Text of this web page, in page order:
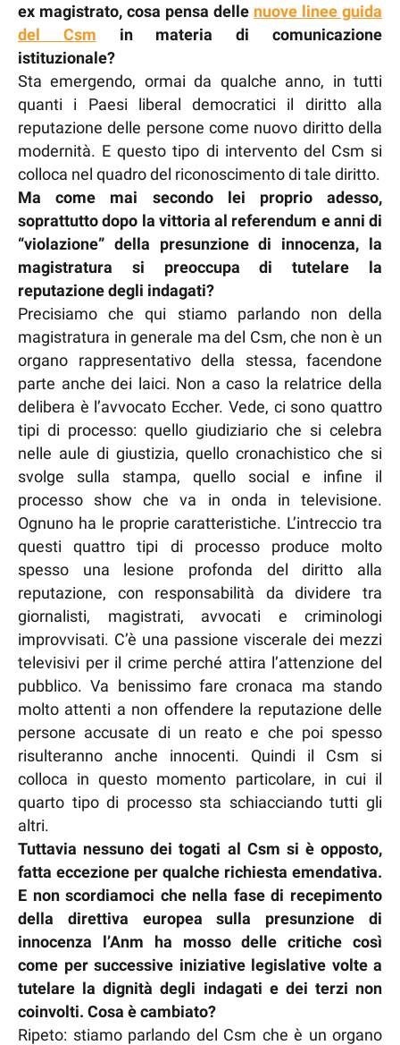
ex magistrato, cosa pensa delle nuove linee guida
del Csm in materia di comunicazione
istituzionale?
Sta emergendo, ormai da qualche anno, in tutti
quanti i Paesi liberal democratici il diritto alla
reputazione delle persone come nuovo diritto della
modernità. E questo tipo di intervento del Csm si
colloca nel quadro del riconoscimento di tale diritto.
Ma come mai secondo lei proprio adesso,
soprattutto dopo la vittoria al referendum e anni di
“violazione” della presunzione di innocenza, la
magistratura si preoccupa di tutelare la
reputazione degli indagati?
Precisiamo che qui stiamo parlando non della
magistratura in generale ma del Csm, che non è un
organo rappresentativo della stessa, facendone
parte anche dei laici. Non a caso la relatrice della
delibera è l’avvocato Eccher. Vede, ci sono quattro
tipi di processo: quello giudiziario che si celebra
nelle aule di giustizia, quello cronachistico che si
svolge sulla stampa, quello social e infine il
processo show che va in onda in televisione.
Ognuno ha le proprie caratteristiche. L’intreccio tra
questi quattro tipi di processo produce molto
spesso una lesione profonda del diritto alla
reputazione, con responsabilità da dividere tra
giornalisti, magistrati, avvocati e criminologi
improvvisati. C’è una passione viscerale dei mezzi
televisivi per il crime perché attira l’attenzione del
pubblico. Va benissimo fare cronaca ma stando
molto attenti a non offendere la reputazione delle
persone accusate di un reato e che poi spesso
risulteranno anche innocenti. Quindi il Csm si
colloca in questo momento particolare, in cui il
quarto tipo di processo sta schiacciando tutti gli
altri.
Tuttavia nessuno dei togati al Csm si è opposto,
fatta eccezione per qualche richiesta emendativa.
E non scordiamoci che nella fase di recepimento
della direttiva europea sulla presunzione di
innocenza l’Anm ha mosso delle critiche così
come per successive iniziative legislative volte a
tutelare la dignità degli indagati e dei terzi non
coinvolti. Cosa è cambiato?
Ripeto: stiamo parlando del Csm che è un organo